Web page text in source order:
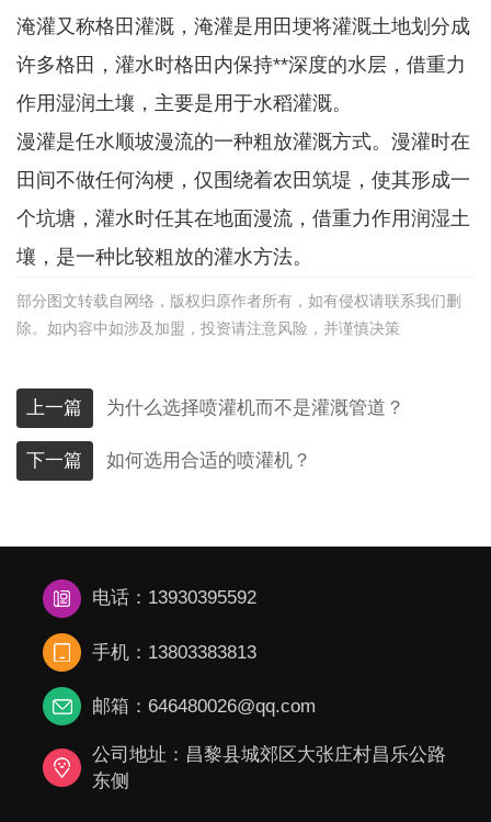
淹灌又称格田灌溉，淹灌是用田埂将灌溉土地划分成
许多格田，灌水时格田内保持**深度的水层，借重力
作用湿润土壤，主要是用于水稻灌溉。
漫灌是任水顺坡漫流的一种粗放灌溉方式。漫灌时在
田间不做任何沟梗，仅围绕着农田筑堤，使其形成一
个坑塘，灌水时任其在地面漫流，借重力作用润湿土
壤，是一种比较粗放的灌水方法。
部分图文转载自网络，版权归原作者所有，如有侵权请联系我们删
除。如内容中如涉及加盟，投资请注意风险，并谨慎决策
上一篇 为什么选择喷灌机而不是灌溉管道？
下一篇 如何选用合适的喷灌机？
电话：13930395592
手机：13803383813
邮箱：646480026@qq.com
公司地址：昌黎县城郊区大张庄村昌乐公路
东侧